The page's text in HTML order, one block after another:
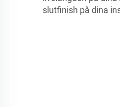
slutfinish på dina